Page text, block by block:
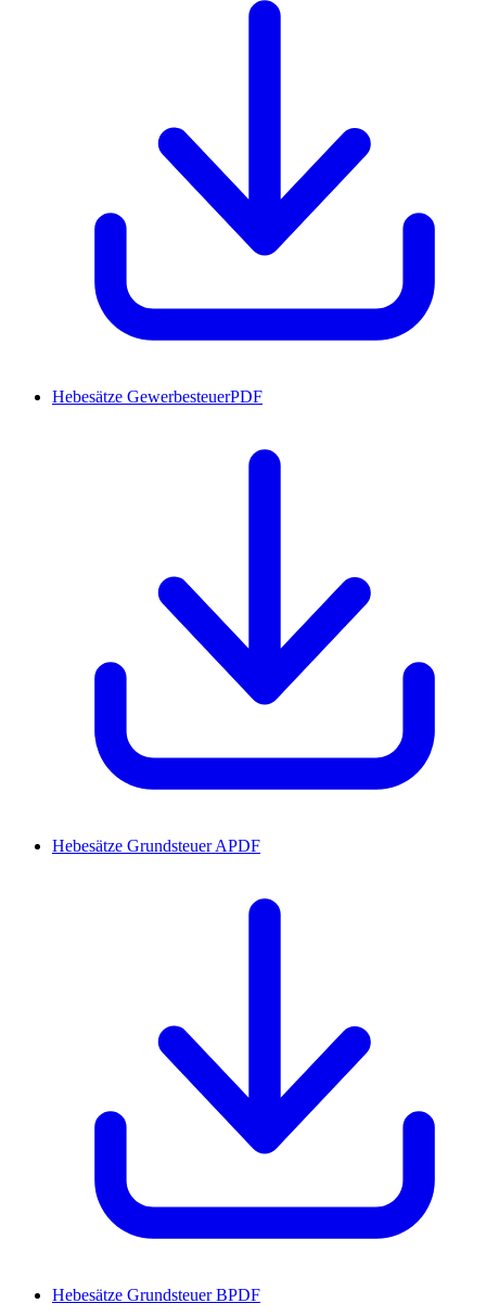
Hebesätze GewerbesteuerPDF
Hebesätze Grundsteuer APDF
Hebesätze Grundsteuer BPDF